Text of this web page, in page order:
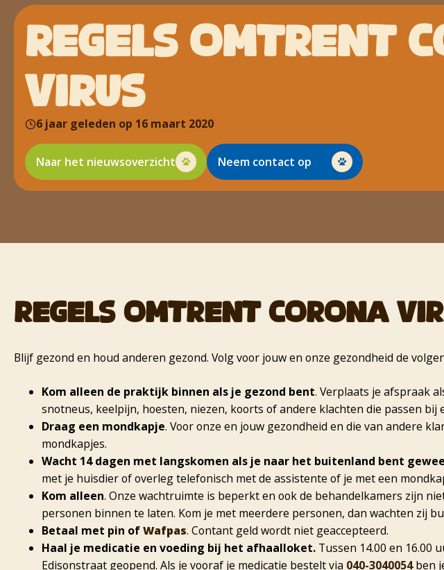
REGELS OMTRENT
VIRUS
6 jaar geleden op 16 maart 2020
Naar het nieuwsoverzicht Neem contact op
REGELS OMTRENT CORONA
Blijf gezond en houd anderen gezond. Volg voor jouw en onze gezondheid de
Kom alleen de praktijk binnen als je gezond bent. Verplaats je afspraak
snotneus, keelpijn, hoesten, niezen, koorts of andere klachten die passen bij
Draag een mondkapje. Voor onze en jouw gezondheid en die van andere
mondkapjes.
Wacht 14 dagen met langskomen als je naar het buitenland bent
met je huisdier of overleg telefonisch met de assistente of je met een
Kom alleen. Onze wachtruimte is beperkt en ook de behandelkamers zijn
personen binnen te laten. Kom je met meerdere personen, dan wachten zij
Betaal met pin ofWafpas. Contant geld wordt niet geaccepteerd.
Haal je medicatie en voeding bij het afhaalloket. Tussen 14.00 en 16.00
Edisonstraat geopend. Als je vooraf je medicatie bestelt via 040-3040054ben